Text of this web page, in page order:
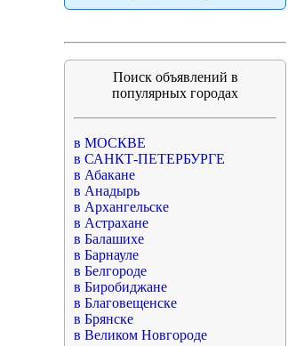
Поиск объявлений в
популярных городах
в МОСКВЕ
в САНКТ-ПЕТЕРБУРГЕ
в Абакане
в Анадырь
в Архангельске
в Астрахане
в Балашихе
в Барнауле
в Белгороде
в Биробиджане
в Благовещенске
в Брянске
в Великом Новгороде